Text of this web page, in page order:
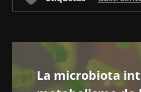
La microbiota